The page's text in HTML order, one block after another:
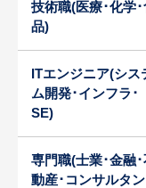
技術職(医療･化学･
品)
ITエンジニア(シス
ム開発･インフラ･
SE)
専門職(士業･金融･
動産･コンサルタン